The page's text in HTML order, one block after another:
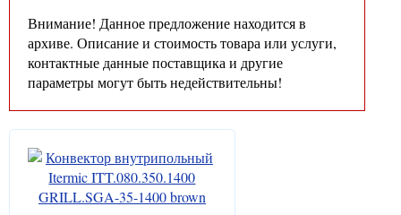
Внимание! Данное предложение находится в
архиве. Описание и стоимость товара или услуги,
контактные данные поставщика и другие
параметры могут быть недействительны!